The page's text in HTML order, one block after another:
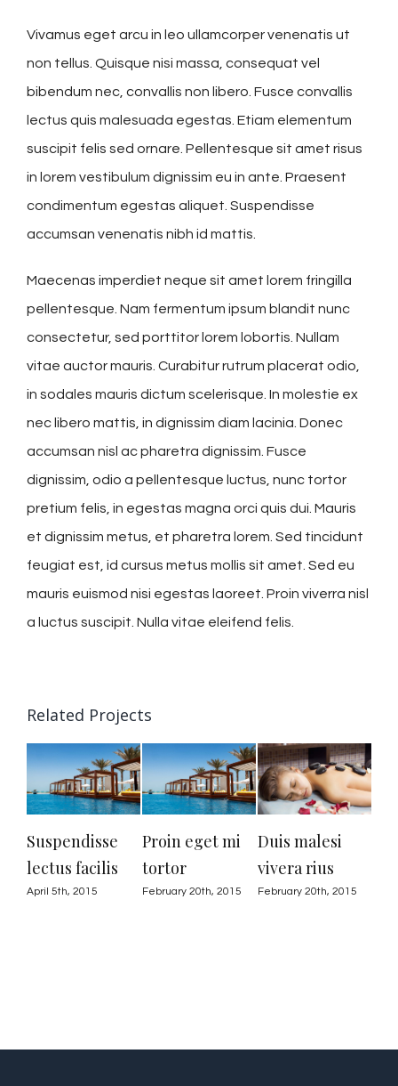
Vivamus eget arcu in leo ullamcorper venenatis ut
non tellus. Quisque nisi massa, consequat vel
bibendum nec, convallis non libero. Fusce convallis
lectus quis malesuada egestas. Etiam elementum
suscipit felis sed ornare. Pellentesque sit amet risus
in lorem vestibulum dignissim eu in ante. Praesent
condimentum egestas aliquet. Suspendisse
accumsan venenatis nibh id mattis.
Maecenas imperdiet neque sit amet lorem fringilla
pellentesque. Nam fermentum ipsum blandit nunc
consectetur, sed porttitor lorem lobortis. Nullam
vitae auctor mauris. Curabitur rutrum placerat odio,
in sodales mauris dictum scelerisque. In molestie ex
nec libero mattis, in dignissim diam lacinia. Donec
accumsan nisl ac pharetra dignissim. Fusce
dignissim, odio a pellentesque luctus, nunc tortor
pretium felis, in egestas magna orci quis dui. Mauris
et dignissim metus, et pharetra lorem. Sed tincidunt
feugiat est, id cursus metus mollis sit amet. Sed eu
mauris euismod nisi egestas laoreet. Proin viverra nisl
a luctus suscipit. Nulla vitae eleifend felis.
Related Projects
Suspendisse
lectus facilis
April 5th, 2015
Proin eget mi
tortor
February 20th, 2015
Duis malesi
vivera rius
February 20th, 2015